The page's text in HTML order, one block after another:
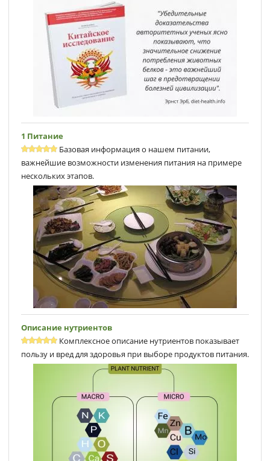
1 Питание
Базовая информация о нашем питании,
важнейшие возможности изменения питания на примере
нескольких этапов.
Описание нутриентов
Комплексное описание нутриентов показывает
пользу и вред для здоровья при выборе продуктов питания.